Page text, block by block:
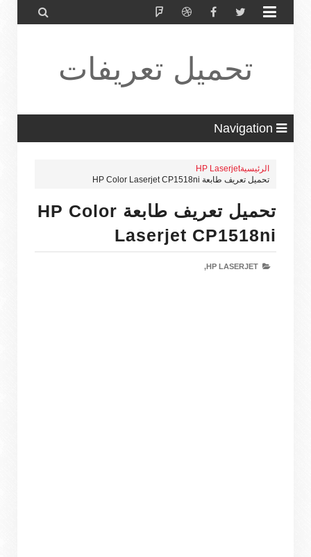


تحميل تعريفات
طابعة ولاب
توب HP Driver
الرئيسيةHP Laserjet
تحميل تعريف طابعة HP Color Laserjet CP1518ni
تحميل تعريف طابعة HP Color
Laserjet CP1518ni
HP LASERJET,